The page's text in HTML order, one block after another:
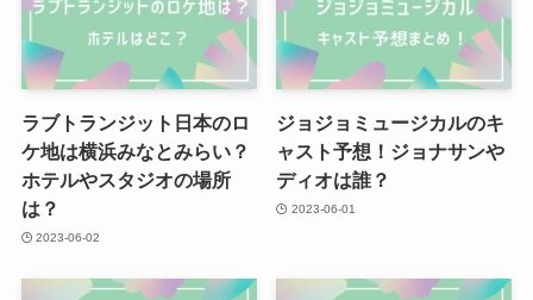
ラブトランジット日本のロ
ケ地は横浜みなとみらい？
ホテルやスタジオの場所
は？
2023-06-02
ジョジョミュージカルのキ
ャスト予想！ジョナサンや
ディオは誰？
2023-06-01